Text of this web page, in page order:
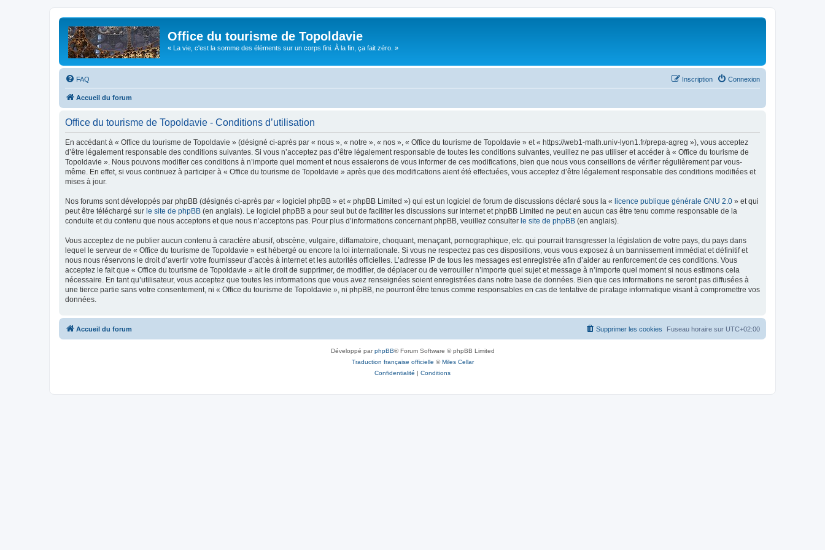
Office du tourisme de Topoldavie
« La vie, c'est la somme des éléments sur un corps fini. À la fin, ça fait zéro. »
FAQ Connexion
Inscription
Accueil du forum
Office du tourisme de Topoldavie - Conditions d’utilisation
En accédant à « Office du tourisme de Topoldavie » (désigné ci-après par « nous », « notre », « nos », « Office du tourisme de Topoldavie » et « https://web1-math.univ-lyon1.fr/prepa-agreg »), vous acceptez
d’être légalement responsable des conditions suivantes. Si vous n’acceptez pas d’être légalement responsable de toutes les conditions suivantes, veuillez ne pas utiliser et accéder à « Office du tourisme de
Topoldavie ». Nous pouvons modifier ces conditions à n’importe quel moment et nous essaierons de vous informer de ces modifications, bien que nous vous conseillons de vérifier régulièrement par vous-
même. En effet, si vous continuez à participer à « Office du tourisme de Topoldavie » après que des modifications aient été effectuées, vous acceptez d’être légalement responsable des conditions modifiées et
mises à jour.
Nos forums sont développés par phpBB (désignés ci-après par « logiciel phpBB » et « phpBB Limited ») qui est un logiciel de forum de discussions déclaré sous la « licence publique générale GNU 2.0 » et qui
peut être téléchargé sur le site de phpBB (en anglais). Le logiciel phpBB a pour seul but de faciliter les discussions sur internet et phpBB Limited ne peut en aucun cas être tenu comme responsable de la
conduite et du contenu que nous acceptons et que nous n’acceptons pas. Pour plus d’informations concernant phpBB, veuillez consulter le site de phpBB (en anglais).
Vous acceptez de ne publier aucun contenu à caractère abusif, obscène, vulgaire, diffamatoire, choquant, menaçant, pornographique, etc. qui pourrait transgresser la législation de votre pays, du pays dans
lequel le serveur de « Office du tourisme de Topoldavie » est hébergé ou encore la loi internationale. Si vous ne respectez pas ces dispositions, vous vous exposez à un bannissement immédiat et définitif et
nous nous réservons le droit d’avertir votre fournisseur d’accès à internet et les autorités officielles. L’adresse IP de tous les messages est enregistrée afin d’aider au renforcement de ces conditions. Vous
acceptez le fait que « Office du tourisme de Topoldavie » ait le droit de supprimer, de modifier, de déplacer ou de verrouiller n’importe quel sujet et message à n’importe quel moment si nous estimons cela
nécessaire. En tant qu’utilisateur, vous acceptez que toutes les informations que vous avez renseignées soient enregistrées dans notre base de données. Bien que ces informations ne seront pas diffusées à
une tierce partie sans votre consentement, ni « Office du tourisme de Topoldavie », ni phpBB, ne pourront être tenus comme responsables en cas de tentative de piratage informatique visant à compromettre vos
données.
Accueil du forum Fuseau horaire sur UTC+02:00
Supprimer les cookies
Développé parphpBB® Forum Software © phpBB Limited
Traduction française officielle ©Miles Cellar
Confidentialité | Conditions